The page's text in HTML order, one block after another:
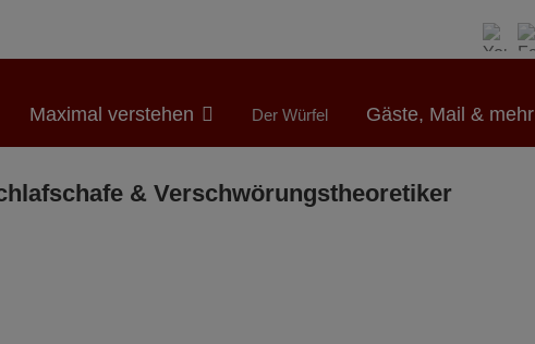
Maximal verstehen Der Würfel Gäste, Mail & mehr
& Verschwörungstheoretiker